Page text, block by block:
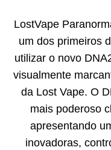
LostVape
um dos primeiros
utilizar o novo
visualmente
da Lost Vape. O
mais poderoso
apresentando
inovadoras,